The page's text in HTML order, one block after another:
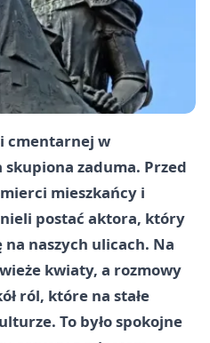
cmentarnej w
skupiona zaduma. Przed
mieszkańcy i
postać aktora, który
na naszych ulicach. Na
kwiaty, a rozmowy
ról, które na stałe
To było spokojne